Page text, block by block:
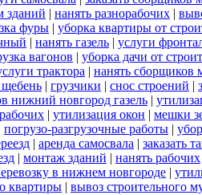
зданий | нанять разнорабочих |
фуры | уборка квартиры от
| нанять газель | услуги
вагонов | уборка дачи от
трактора | нанять сборщиков
| грузчики | снос строений |
нижний новгород газель |
| утилизация окон | мешки
погрузо-разгрузочные работы |
| аренда самосвала | заказать
| монтаж зданий | нанять рабочих
в нижнем новгороде |
квартиры | вывоз строительного